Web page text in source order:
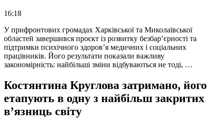
16:18
У прифронтових громадах Харківської та Миколаївської
областей завершився проєкт із розвитку безбар’єрності та
підтримки психічного здоров’я медичних і соціальних
працівників. Його результати показали важливу
закономірність: найбільші зміни відбуваються не тоді, …
Костянтина Круглова затримано, його
етапують в одну з найбільш закритих
в’язниць світу